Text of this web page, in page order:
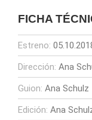
FICHA
Estreno:
Dirección: Ana
Guion: Ana Schulz
Edición: Ana